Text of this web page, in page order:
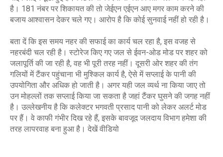
है। 181 नंबर पर शिकायत की तो जेईएन एईएन आए मगर काम करने की
बजाय आश्वासन देकर चले गए। आरोप है कि कोई सुनवाई नहीं हो रही है।
बता दें कि इस समय नहर की सफाई का कार्य चल रहा है, इस वजह से
नहरबंदी चल रही है। स्टोरेज किए गए जल से ईवन-ओड मोड पर शहर को
जलापूर्ति की जा रही है, वह भी पूरी तरह नहीं। दूसरी ओर शहर की तंग
गलियों में टैंकर पहुंचाना भी मुश्किल कार्य है, ऐसे में सप्लाई के पानी की
उपयोगिता और अधिक हो जाती है। अगर यही जल व्यर्थ ना किया जाए तो
उन मोहल्लों तक सप्लाई किया जा सकता है जहां टैंकर घुसने की जगह नहीं
है। उल्लेखनीय है कि कलेक्टर भगवती प्रसाद पानी को लेकर अलर्ट मोड
पर हैं। वे काफी गंभीर दिख रहे हैं, इसके बावजूद जलदाय विभाग हमेशा की
तरह लापरवाह बना हुआ है। देखें वीडियो